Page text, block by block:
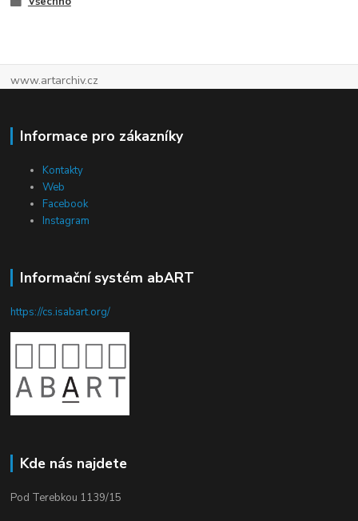
www.artarchiv.cz
Informace pro zákazníky
Kontakty
Web
Facebook
Instagram
Informační systém abART
https://cs.isabart.org/
Kde nás najdete
Pod Terebkou 1139/15